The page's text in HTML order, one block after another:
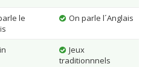
le
On parle l´Anglais
Jeux
traditionnnels